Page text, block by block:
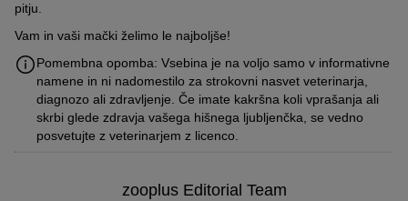
pitju.
Vam in vaši mački želimo le najboljše!
Pomembna opomba: Vsebina je na voljo samo v informativne
namene in ni nadomestilo za strokovni nasvet veterinarja,
diagnozo ali zdravljenje. Če imate kakršna koli vprašanja ali
skrbi glede zdravja vašega hišnega ljubljenčka, se vedno
posvetujte z veterinarjem z licenco.
zooplus Editorial Team